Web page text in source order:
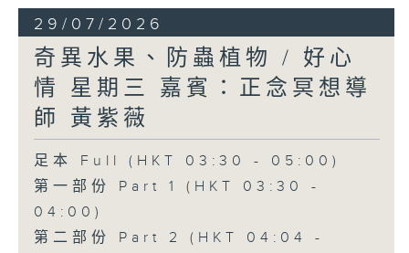
29/07/2026
奇異水果、防蟲植物 / 好心
情 星期三 嘉賓：正念冥想導
師 黃紫薇
足本 Full (HKT 03:30 - 05:00)
第一部份 Part 1 (HKT 03:30 -
04:00)
第二部份 Part 2 (HKT 04:04 -